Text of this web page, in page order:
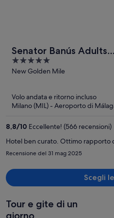
Senator Banús Adults
Recomended
5
out
New Golden Mile
Volo andata e ritorno incluso
Milano (MIL) - Aeroporto di
8,8/10 Eccellente! (566 recensioni)
Recensione del 31 mag 2025
Scegli
Tour e gite di un
giorno